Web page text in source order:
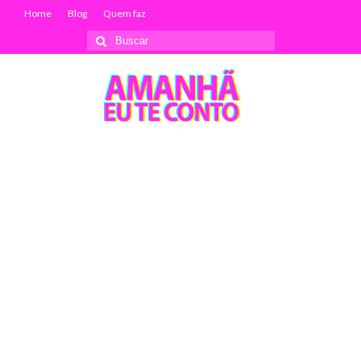
Home Blog Quem faz
Buscar
por: